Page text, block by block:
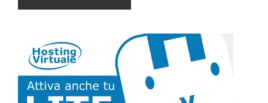
Barra
laterale
primaria